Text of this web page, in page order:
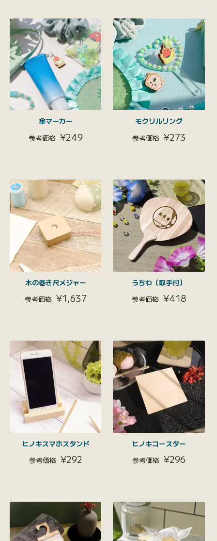
傘マーカー
¥249
モクリルリング
¥273
木の巻き尺メジャー
¥1,637
うちわ（取手付）
¥418
ヒノキスマホスタンド
¥292
ヒノキコースター
¥296